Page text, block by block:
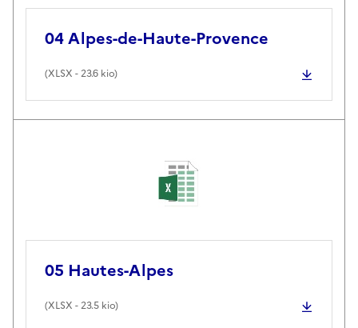
04 Alpes-de-Haute-Provence
(XLSX - 23.6 kio)
05 Hautes-Alpes
(XLSX - 23.5 kio)